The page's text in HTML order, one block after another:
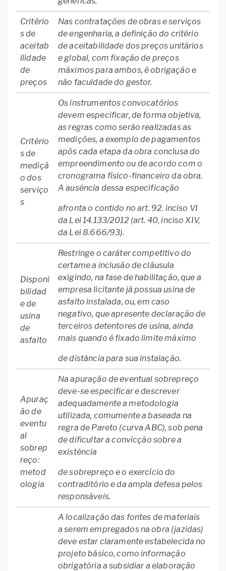
Critério
s de
aceitab
ilidade
de
preços
Nas contratações de obras e serviços
de engenharia, a definição do critério
de aceitabilidade dos preços unitários
e global, com fixação de preços
máximos para ambos, é obrigação e
não faculdade do gestor.
Critério
s de
mediçã
o dos
serviço
s
Os instrumentos convocatórios
devem especificar, de forma objetiva,
as regras como serão realizadas as
medições, a exemplo de pagamentos
após cada etapa da obra conclusa do
empreendimento ou de acordo com o
cronograma físico-financeiro da obra.
A ausência dessa especificação
afronta o contido no art. 92. inciso VI
da Lei 14.133/2012 (art. 40, inciso XIV,
da Lei 8.666/93).
Disponi
bilidad
e de
usina
de
asfalto
Restringe o caráter competitivo do
certame a inclusão de cláusula
exigindo, na fase de habilitação, que a
empresa licitante já possua usina de
asfalto instalada, ou, em caso
negativo, que apresente declaração de
terceiros detentores de usina, ainda
mais quando é fixado limite máximo
de distância para sua instalação.
Apuraç
ão de
eventu
al
sobrep
reço:
metod
ologia
Na apuração de eventual sobrepreço
deve-se especificar e descrever
adequadamente a metodologia
utilizada, comumente a baseada na
regra de Pareto (curva ABC), sob pena
de dificultar a convicção sobre a
existência
de sobrepreço e o exercício do
contraditório e da ampla defesa pelos
responsáveis.
A localização das fontes de materiais
a serem empregados na obra (jazidas)
deve estar claramente estabelecida no
projeto básico, como informação
obrigatória a subsidiar a elaboração